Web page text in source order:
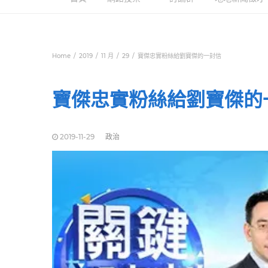
Home 2019 11 月 29 寶傑忠實粉絲給劉寶傑的一封信
寶傑忠實粉絲給劉寶傑
2019-11-29 政治